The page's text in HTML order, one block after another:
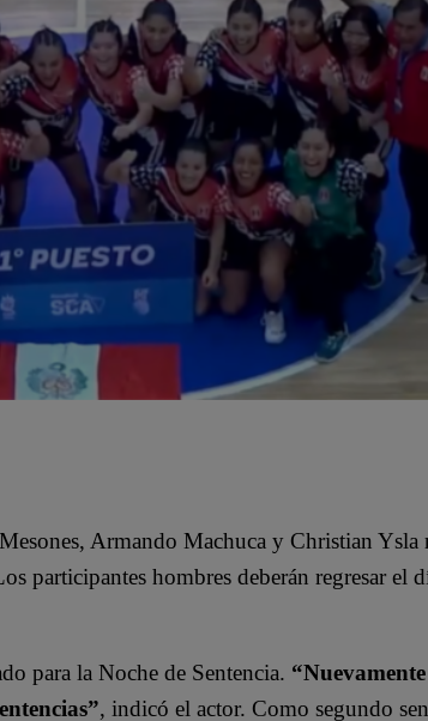
Armando Machuca y Christian Ysla
participantes hombres deberán regresar el
para la Noche de Sentencia.
, indicó el actor. Como segundo